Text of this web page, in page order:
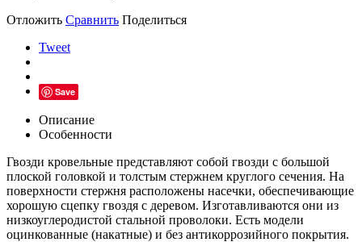
Отложить Сравнить Поделиться
Tweet
Save
Описание
Особенности
Гвозди кровельные представляют собой гвозди с большой
плоской головкой и толстым стержнем круглого сечения. На
поверхности стержня расположены насечки, обеспечивающие
хорошую сцепку гвоздя с деревом. Изготавливаются они из
низкоуглеродистой стальной проволоки. Есть модели
оцинкованные (накатные) и без антикоррозийного покрытия.